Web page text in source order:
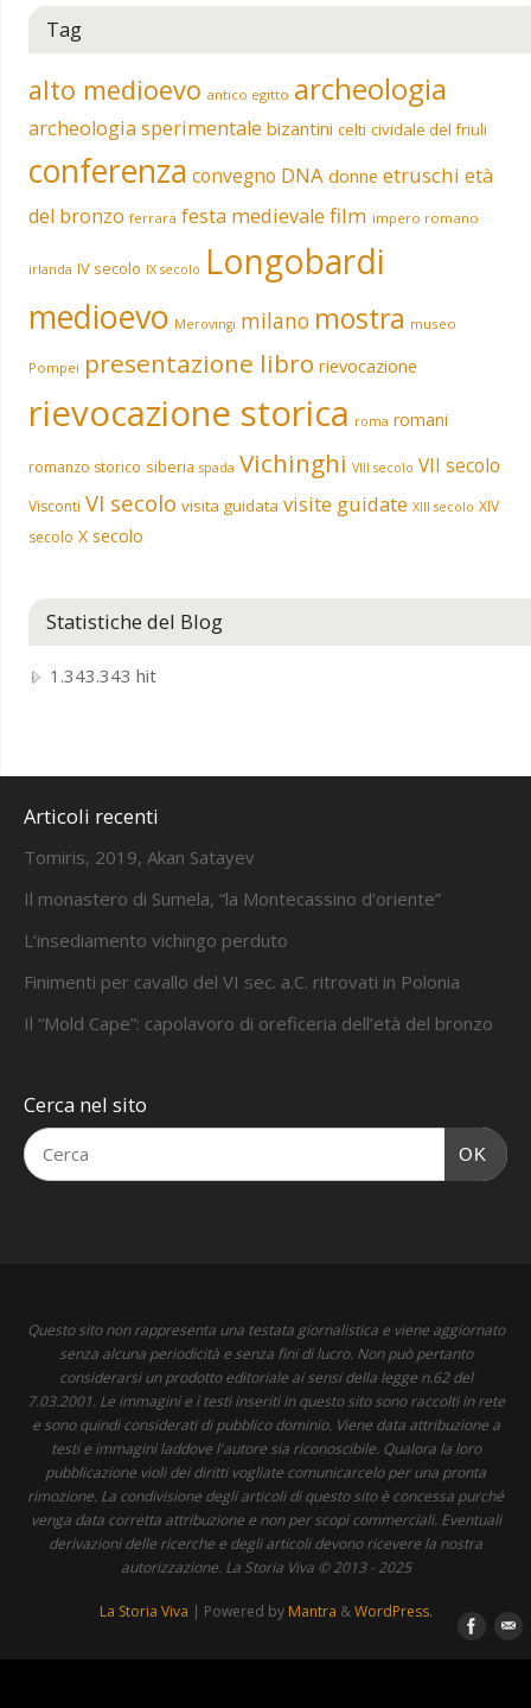
Tag
alto medioevo antico egitto archeologia
archeologia sperimentale bizantini celti cividale del friuli
conferenza convegno DNA donne etruschi età
del bronzo ferrara festa medievale film impero romano
irlanda IV secolo IX secolo Longobardi
medioevo Merovingi milano mostra museo
Pompei presentazione libro rievocazione
rievocazione storica roma romani
romanzo storico siberia spada Vichinghi VIII secolo VII secolo
Visconti VI secolo visita guidata visite guidate XIII secolo XIV
secolo X secolo
Statistiche del Blog
1.343.343 hit
Articoli recenti
Tomiris, 2019, Akan Satayev
Il monastero di Sumela, “la Montecassino d’oriente”
L’insediamento vichingo perduto
Finimenti per cavallo del VI sec. a.C. ritrovati in Polonia
Il “Mold Cape”: capolavoro di oreficeria dell’età del bronzo
Cerca nel sito
OK
Questo sito non rappresenta una testata giornalistica e viene aggiornato
senza alcuna periodicità e senza fini di lucro. Non può pertanto
considerarsi un prodotto editoriale ai sensi della legge n.62 del
7.03.2001. Le immagini e i testi inseriti in questo sito sono raccolti in rete
e sono quindi considerati di pubblico dominio. Viene data attribuzione a
testi e immagini laddove l'autore sia riconoscibile. Qualora la loro
pubblicazione violi dei diritti vogliate comunicarcelo per una pronta
rimozione. La condivisione degli articoli di questo sito è concessa purché
venga data corretta attribuzione e non per scopi commerciali. Eventuali
derivazioni delle ricerche e degli articoli devono ricevere la nostra
autorizzazione. La Storia Viva © 2013 - 2025
La Storia Viva | Powered by Mantra &WordPress.